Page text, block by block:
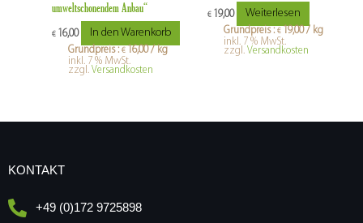
umweltschonendem Anbau“
€ 16,00 In den Warenkorb
Grundpreis : € 16,00/ kg
inkl. 7 % MwSt.
zzgl. Versandkosten
€ 19,00 Weiterlesen
Grundpreis : € 19,00/ kg
inkl. 7 % MwSt.
zzgl. Versandkosten
KONTAKT
+49 (0)172 9725898